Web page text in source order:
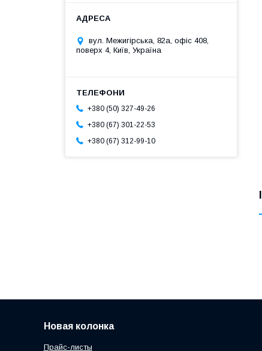
вул. Межигірська, 82а, офіс 408,
поверх 4, Київ, Україна
+380 (50) 327-49-26
+380 (67) 301-22-53
+380 (67) 312-99-10
Новая колонка
Прайс-листы